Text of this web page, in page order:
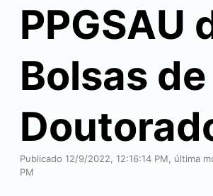
PPGSAU
Bolsas de
Publicado 12/9/2022, 12:16:14 PM, última
PM